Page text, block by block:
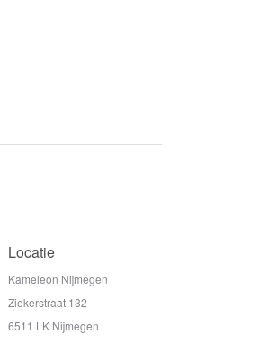
Locatie
Kameleon Nijmegen
Ziekerstraat 132
6511 LK Nijmegen